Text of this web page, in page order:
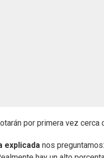
por primera vez cerca
explicada nos